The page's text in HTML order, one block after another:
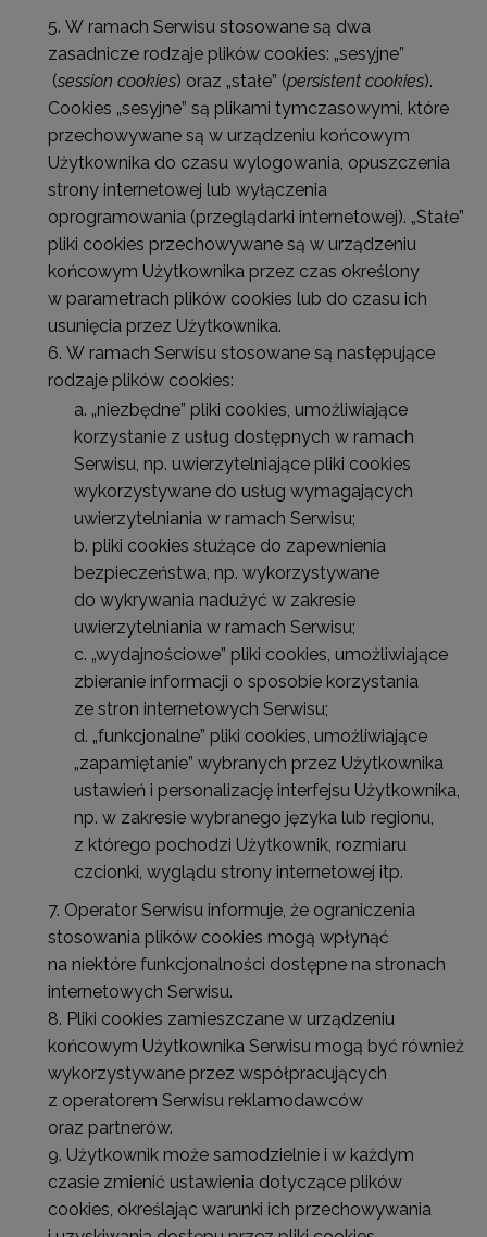
W ramach Serwisu stosowane są dwa
zasadnicze rodzaje plików cookies: „sesyjne”
(session cookies) oraz „stałe” (persistent cookies).
Cookies „sesyjne” są plikami tymczasowymi, które
przechowywane są w urządzeniu końcowym
Użytkownika do czasu wylogowania, opuszczenia
strony internetowej lub wyłączenia
oprogramowania (przeglądarki internetowej). „Stałe”
pliki cookies przechowywane są w urządzeniu
końcowym Użytkownika przez czas określony
w parametrach plików cookies lub do czasu ich
usunięcia przez Użytkownika.
W ramach Serwisu stosowane są następujące
rodzaje plików cookies:
„niezbędne” pliki cookies, umożliwiające
korzystanie z usług dostępnych w ramach
Serwisu, np. uwierzytelniające pliki cookies
wykorzystywane do usług wymagających
uwierzytelniania w ramach Serwisu;
pliki cookies służące do zapewnienia
bezpieczeństwa, np. wykorzystywane
do wykrywania nadużyć w zakresie
uwierzytelniania w ramach Serwisu;
„wydajnościowe” pliki cookies, umożliwiające
zbieranie informacji o sposobie korzystania
ze stron internetowych Serwisu;
„funkcjonalne” pliki cookies, umożliwiające
„zapamiętanie” wybranych przez Użytkownika
ustawień i personalizację interfejsu Użytkownika,
np. w zakresie wybranego języka lub regionu,
z którego pochodzi Użytkownik, rozmiaru
czcionki, wyglądu strony internetowej itp.
Operator Serwisu informuje, że ograniczenia
stosowania plików cookies mogą wpłynąć
na niektóre funkcjonalności dostępne na stronach
internetowych Serwisu.
Pliki cookies zamieszczane w urządzeniu
końcowym Użytkownika Serwisu mogą być również
wykorzystywane przez współpracujących
z operatorem Serwisu reklamodawców
oraz partnerów.
Użytkownik może samodzielnie i w każdym
czasie zmienić ustawienia dotyczące plików
cookies, określając warunki ich przechowywania